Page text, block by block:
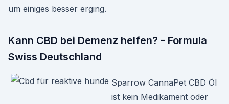
um einiges besser erging.
Kann CBD bei Demenz helfen? - Formula
Swiss Deutschland
Sparrow CannaPet CBD Öl
ist kein Medikament oder